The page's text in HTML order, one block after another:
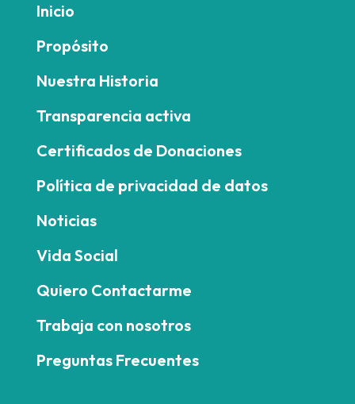
Inicio
Propósito
Nuestra Historia
Transparencia activa
Certificados de Donaciones
Política de privacidad de datos
Noticias
Vida Social
Quiero Contactarme
Trabaja con nosotros
Preguntas Frecuentes